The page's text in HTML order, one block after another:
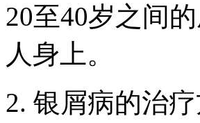
20至40岁之间
人身上。
2. 银屑病的治